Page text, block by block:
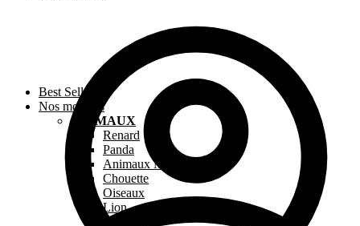
Best Sellers
Nos modèles
ANIMAUX
Renard
Panda
Animaux Marins
Chouette
Oiseaux
Lion